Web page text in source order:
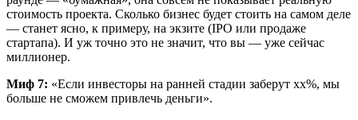
стоимость проекта. Сколько бизнес будет стоить на самом деле
— станет ясно, к примеру, на экзите (IPO или продаже
стартапа). И уж точно это не значит, что вы — уже сейчас
миллионер.
Миф 7: «Если инвесторы на ранней стадии заберут xx%, мы
больше не сможем привлечь деньги».